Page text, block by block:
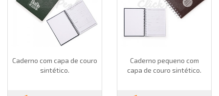
Caderno com capa de couro
sintético.
Caderno pequeno com
capa de couro sintético.